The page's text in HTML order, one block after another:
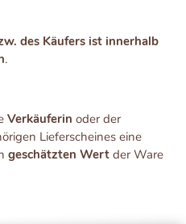
des Käufers ist innerhalb
.
Verkäuferin oder der
Lieferscheines eine
geschätzten Wert der Ware